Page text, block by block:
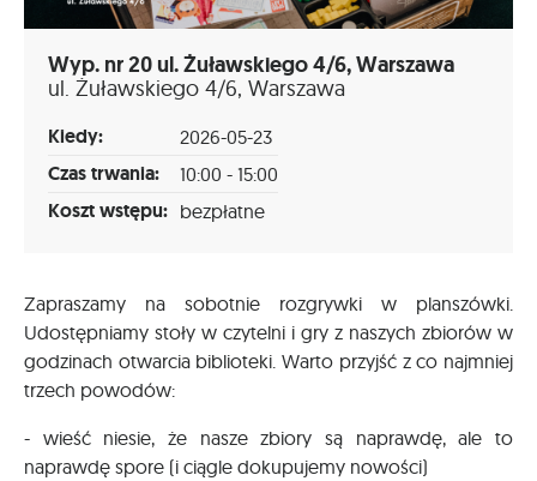
Wyp. nr 20 ul. Żuławskiego 4/6, Warszawa
ul. Żuławskiego 4/6, Warszawa
Kiedy: 2026-05-23
Czas trwania: 10:00 - 15:00
Koszt wstępu: bezpłatne
Zapraszamy na sobotnie rozgrywki w planszówki.
Udostępniamy stoły w czytelni i gry z naszych zbiorów w
godzinach otwarcia biblioteki. Warto przyjść z co najmniej
trzech powodów:
- wieść niesie, że nasze zbiory są naprawdę, ale to
naprawdę spore (i ciągle dokupujemy nowości)